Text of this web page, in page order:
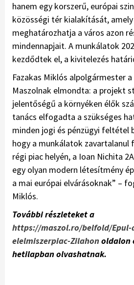
hanem egy korszerű, európai
közösségi tér kialakítását,
meghatározhatja a város azon
mindennapjait. A munkálatok
kezdődtek el, a kivitelezés
Fazakas Miklós alpolgármester a
Maszolnak elmondta: a projekt
jelentőségű a környéken élők
tanács elfogadta a szükséges
minden jogi és pénzügyi
hogy a munkálatok zavartalanul
régi piac helyén, a Ioan Nichita
egy olyan modern létesítmény
a mai európai elvárásoknak” –
Miklós.
További részleteket a
https://maszol.ro/belfold/Epul-
elelmiszerpiac-Zilahonoldalon
hetilapban olvashatnak.